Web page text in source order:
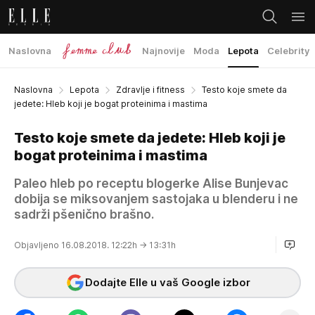
Naslovna Najnovije Moda Lepota Celebrity
Naslovna Lepota Zdravlje i fitness
Testo koje smete da
jedete: Hleb koji je bogat proteinima i mastima
Testo koje smete da jedete: Hleb koji je
bogat proteinima i mastima
Paleo hleb po receptu blogerke Alise Bunjevac
dobija se miksovanjem sastojaka u blenderu i ne
sadrži pšenično brašno.
Objavljeno 16.08.2018. 12:22h → 13:31h
Dodajte Elle u vaš Google izbor